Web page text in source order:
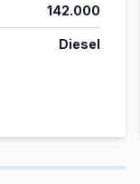
142.000
Diesel